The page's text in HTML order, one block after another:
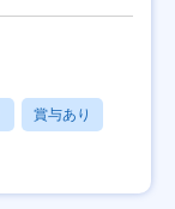
賞与あり